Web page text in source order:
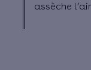
assèche l’air